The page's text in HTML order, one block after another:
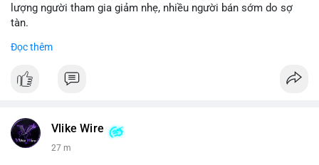
lượng người tham gia giảm nhẹ, nhiều người bán sớm do sợ
tàn.
📈 XU HƯỚNG TÌM KIẾM & THẢO LUẬN: Biconomy (BICO),
coin được tìm kiếm nhiều nhất. Chủ đề NFT (Pudgy Penguins),
💬 DÒNG CHẢY TIN TỨC & TRUYỀN THÔNG: Bàn tán trên
Binance Square tập trung vào lệnh kẹp, dự báo NVDA và Musk
Đọc thêm
Vlike Wire
27 m